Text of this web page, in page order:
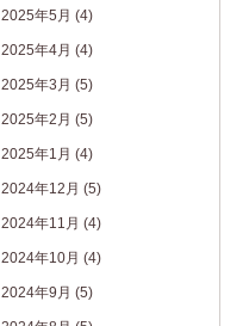
2025年5月 (4)
2025年4月 (4)
2025年3月 (5)
2025年2月 (5)
2025年1月 (4)
2024年12月 (5)
2024年11月 (4)
2024年10月 (4)
2024年9月 (5)